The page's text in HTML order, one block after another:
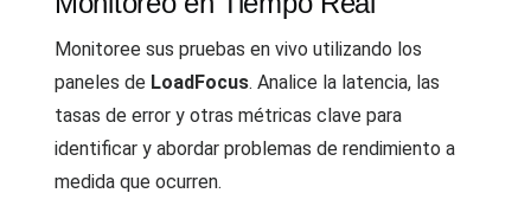
Monitoree sus pruebas en vivo utilizando los
paneles de LoadFocus. Analice la latencia, las
tasas de error y otras métricas clave para
identificar y abordar problemas de rendimiento a
medida que ocurren.